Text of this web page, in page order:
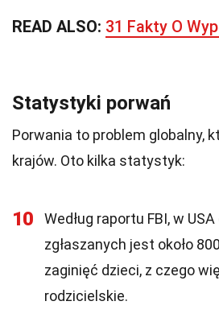
READ ALSO: 31 Fakty O
Statystyki porwań
Porwania to problem globalny,
krajów. Oto kilka statystyk:
10
Według raportu FBI, w
zgłaszanych jest około
zaginięć dzieci, z czego
rodzicielskie.